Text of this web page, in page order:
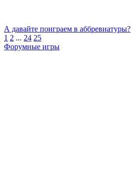
А давайте поиграем в аббревиатуры?
1 2 ... 24 25
Форумные игры